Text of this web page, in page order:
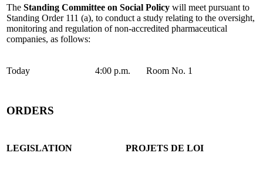
The Standing Committee on Social Policy will meet pursuant to
Standing Order 111 (a), to conduct a study relating to the oversight,
monitoring and regulation of non-accredited pharmaceutical
companies, as follows:
Today 4:00 p.m. Room No. 1
ORDERS
LEGISLATION PROJETS DE LOI